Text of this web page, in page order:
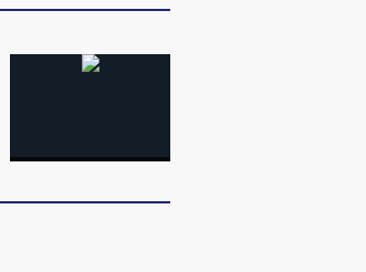
昌局部短时降雨
哈尔滨遭遇短时极端强降
米
呈现】寻找100种
CFO：不靠规模取胜，华